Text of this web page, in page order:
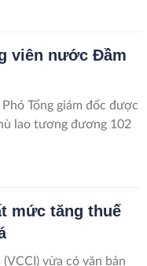
viên nước Đầm
Tổng giám đốc được
lao tương đương 102
mức tăng thuế
vừa có văn bản